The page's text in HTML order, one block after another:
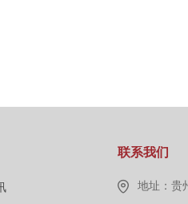
联系我们
地址： 贵